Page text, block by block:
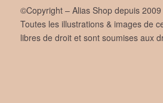
©Copyright – Alias Shop depuis 2009
Toutes les illustrations & images de
libres de droit et sont soumises aux